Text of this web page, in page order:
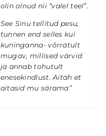
olin olnud nii “valel teel”.
See Sinu tellitud pesu,
tunnen end selles kui
kuninganna- võrratult
mugav, millised värvid
ja annab tohutult
enesekindlust. Aitäh et
aitasid mu särama”